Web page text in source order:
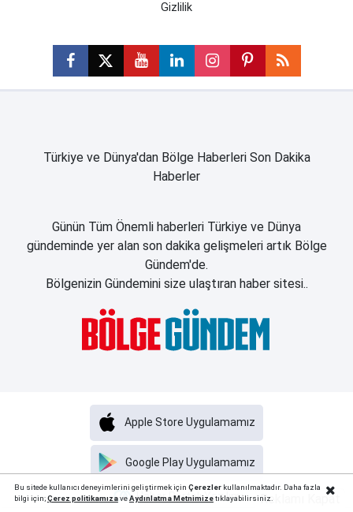
Gizlilik
Türkiye ve Dünya'dan Bölge Haberleri Son Dakika
Haberler
Günün Tüm Önemli haberleri Türkiye ve Dünya
gündeminde yer alan son dakika gelişmeleri artık Bölge
Gündem'de.
Bölgenizin Gündemini size ulaştıran haber sitesi..
Haber Portalı Yazılımı
Google Play Uygulamamız
Apple Store Uygulamamız
Bu sitede kullanıcı deneyimlerini geliştirmek için Çerezlerkullanılmaktadır. Daha fazla
bilgi için;Çerez politikamızaveAydınlatma Metnimizetıklayabilirsiniz.Reklamı Kapat